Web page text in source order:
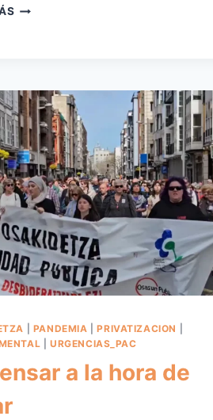
BASTA
PANDEMIA |PRIVATIZACION
URGENCIAS_PAC
a la hora de